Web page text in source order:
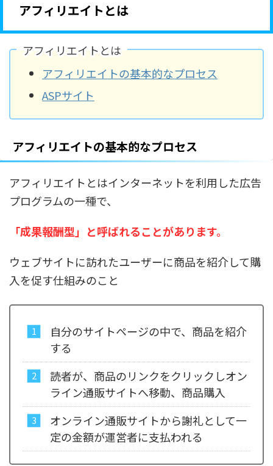
アフィリエイトとは
アフィリエイトとは
アフィリエイトの基本的なプロセス
ASPサイト
アフィリエイトの基本的なプロセス
アフィリエイトとはインターネットを利用した広告
プログラムの一種で、
「成果報酬型」と呼ばれることがあります。
ウェブサイトに訪れたユーザーに商品を紹介して購
入を促す仕組みのこと
自分のサイトページの中で、商品を紹介
する
読者が、商品のリンクをクリックしオン
ライン通販サイトへ移動、商品購入
オンライン通販サイトから謝礼として一
定の金額が運営者に支払われる